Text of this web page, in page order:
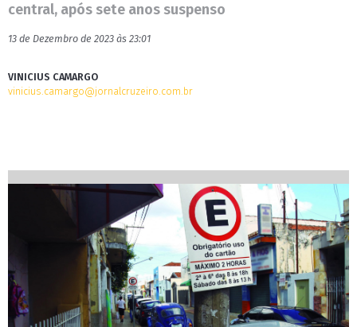
central, após sete anos suspenso
13 de Dezembro de 2023 às 23:01
VINICIUS CAMARGO
vinicius.camargo@jornalcruzeiro.com.br